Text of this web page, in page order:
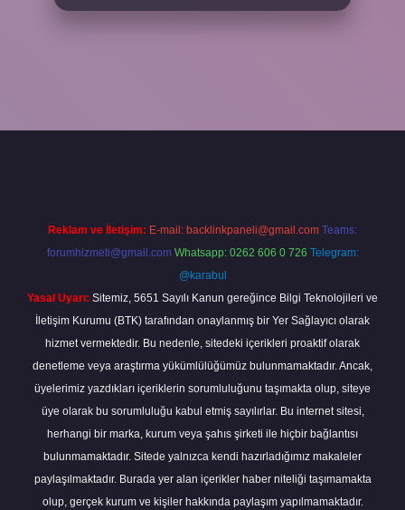
Reklam ve İletişim: E-mail: backlinkpaneli@gmail.com Teams:
forumhizmeti@gmail.com Whatsapp: 0262 606 0 726 Telegram:
@karabul
Yasal Uyarı: Sitemiz, 5651 Sayılı Kanun gereğince Bilgi Teknolojileri ve
İletişim Kurumu (BTK) tarafından onaylanmış bir Yer Sağlayıcı olarak
hizmet vermektedir. Bu nedenle, sitedeki içerikleri proaktif olarak
denetleme veya araştırma yükümlülüğümüz bulunmamaktadır. Ancak,
üyelerimiz yazdıkları içeriklerin sorumluluğunu taşımakta olup, siteye
üye olarak bu sorumluluğu kabul etmiş sayılırlar. Bu internet sitesi,
herhangi bir marka, kurum veya şahıs şirketi ile hiçbir bağlantısı
bulunmamaktadır. Sitede yalnızca kendi hazırladığımız makaleler
paylaşılmaktadır. Burada yer alan içerikler haber niteliği taşımamakta
olup, gerçek kurum ve kişiler hakkında paylaşım yapılmamaktadır.